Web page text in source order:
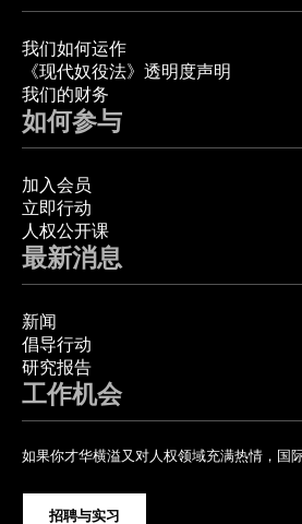
我们如何运作
《现代奴役法》透明度声明
我们的财务
如何参与
加入会员
立即行动
人权公开课
最新消息
新闻
倡导行动
研究报告
工作机会
如果你才华横溢又对人权领域充满热情，国
招聘与实习